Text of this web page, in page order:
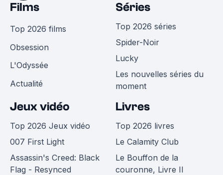
Films
Top 2026 films
Obsession
L'Odyssée
Actualité
Séries
Top 2026 séries
Spider-Noir
Lucky
Les nouvelles séries du
moment
Jeux vidéo
Top 2026 Jeux vidéo
007 First Light
Assassin's Creed: Black
Flag - Resynced
Livres
Top 2026 livres
Le Calamity Club
Le Bouffon de la
couronne, Livre II